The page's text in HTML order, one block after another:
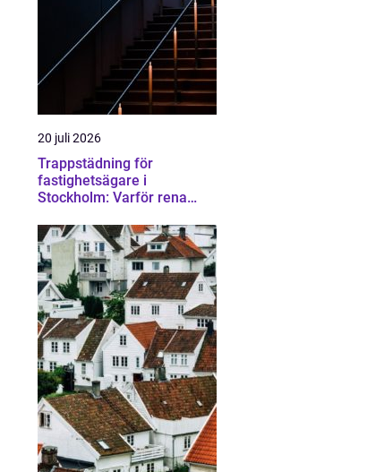
20 juli 2026
Trappstädning för
fastighetsägare i
Stockholm: Varför rena
än du tror